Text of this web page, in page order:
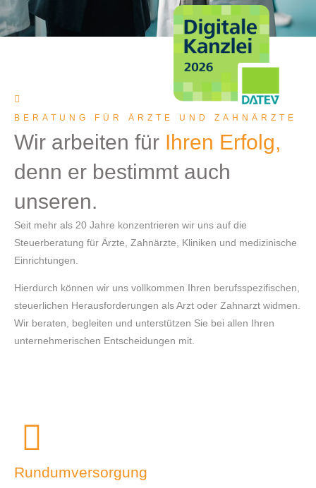
BERATUNG FÜR ÄRZTE UND ZAHNÄRZTE
Wir arbeiten für Ihren Erfolg,
denn er bestimmt auch
unseren.
Seit mehr als 20 Jahre konzentrieren wir uns auf die
Steuerberatung für Ärzte, Zahnärzte, Kliniken und medizinische
Einrichtungen.
Hierdurch können wir uns vollkommen Ihren berufsspezifischen,
steuerlichen Herausforderungen als Arzt oder Zahnarzt widmen.
Wir beraten, begleiten und unterstützen Sie bei allen Ihren
unternehmerischen Entscheidungen mit.
Rundumversorgung